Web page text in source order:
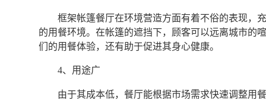
框架帐篷餐厅在环境营造方面有着不俗的表现，
的用餐环境。在帐篷的遮挡下，顾客可以远离城市的
们的用餐体验，还有助于促进其身心健康。
4、用途广
由于其成本低，餐厅能根据市场需求快速调整用